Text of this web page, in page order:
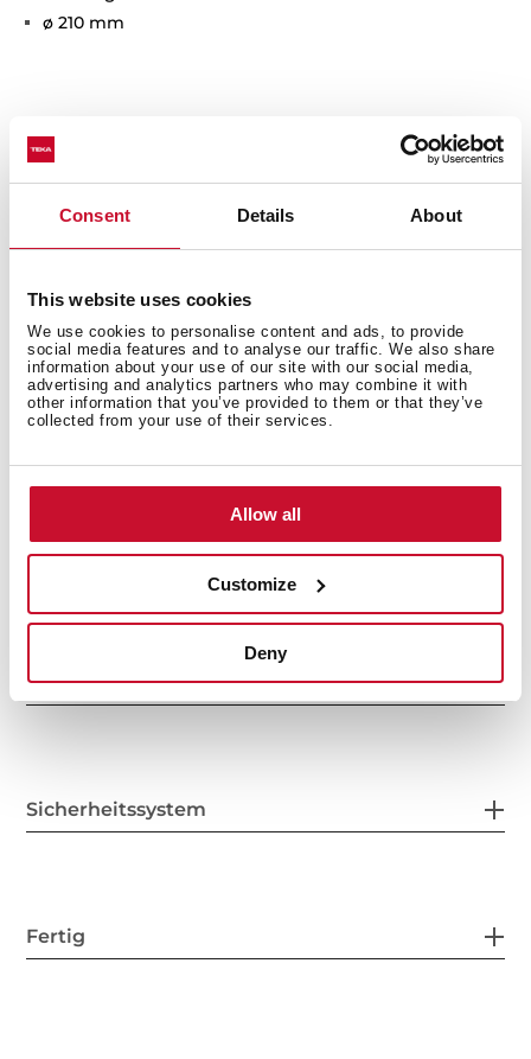
Consent Details About
This website uses cookies
We use cookies to personalise content and ads, to provide
social media features and to analyse our traffic. We also share
information about your use of our site with our social media,
advertising and analytics partners who may combine it with
other information that you’ve provided to them or that they’ve
collected from your use of their services.
Allow all
Customize
Deny
ø 210 mm
Produktmaße
Einbaumaße
Anschlusswerte
Kochzonen
Sicherheitssystem
Fertig